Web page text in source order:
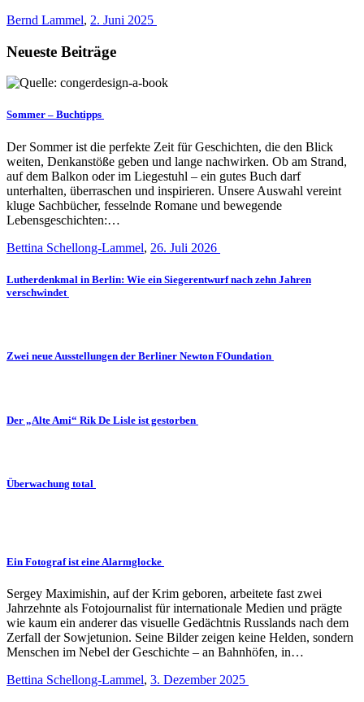
Bernd Lammel, 2. Juni 2025
Neueste Beiträge
Sommer – Buchtipps
Der Sommer ist die perfekte Zeit für Geschichten, die den Blick
weiten, Denkanstöße geben und lange nachwirken. Ob am Strand,
auf dem Balkon oder im Liegestuhl – ein gutes Buch darf
unterhalten, überraschen und inspirieren. Unsere Auswahl vereint
kluge Sachbücher, fesselnde Romane und bewegende
Lebensgeschichten:…
Bettina Schellong-Lammel, 26. Juli 2026
Lutherdenkmal in Berlin: Wie ein Siegerentwurf nach zehn Jahren
verschwindet
Zwei neue Ausstellungen der Berliner Newton FOundation
Der „Alte Ami“ Rik De Lisle ist gestorben
Überwachung total
Ein Fotograf ist eine Alarmglocke
Sergey Maximishin, auf der Krim geboren, arbeitete fast zwei
Jahrzehnte als Fotojournalist für internationale Medien und prägte
wie kaum ein anderer das visuelle Gedächtnis Russlands nach dem
Zerfall der Sowjetunion. Seine Bilder zeigen keine Helden, sondern
Menschen im Nebel der Geschichte – an Bahnhöfen, in…
Bettina Schellong-Lammel, 3. Dezember 2025